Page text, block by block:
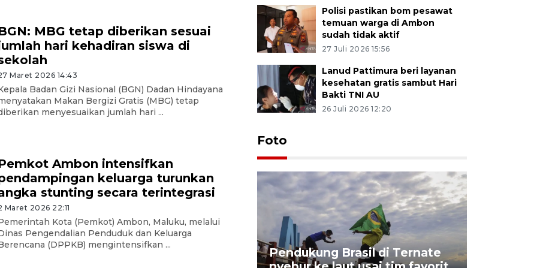
MBG tetap diberikan sesuai
hari kehadiran siswa di
Maret 2026 14:43
Badan Gizi Nasional (BGN) Dadan Hindayana
Makan Bergizi Gratis (MBG) tetap
menyesuaikan jumlah hari ...
Ambon intensifkan
keluarga turunkan
stunting secara terintegrasi
Maret 2026 22:11
Kota (Pemkot) Ambon, Maluku, melalui
Pengendalian Penduduk dan Keluarga
(DPPKB) mengintensifkan ...
Polisi pastikan bom pesawat
temuan warga di Ambon
sudah tidak aktif
27 Juli 2026 15:56
Lanud Pattimura beri layanan
kesehatan gratis sambut Hari
Bakti TNI AU
26 Juli 2026 12:20
Foto
Pendukung Brasil di Ternate